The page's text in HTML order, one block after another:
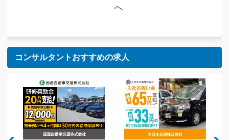
へ
コンサルタントおすすめの求人